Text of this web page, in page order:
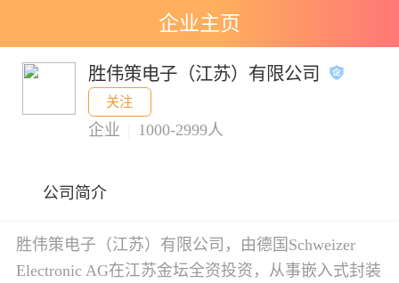
企业主页
胜伟策电子（江苏）有限公司
关注
企业 1000-2999人
公司简介
胜伟策电子（江苏）有限公司，由德国Schweizer
Electronic AG在江苏金坛全资投资，从事嵌入式封装